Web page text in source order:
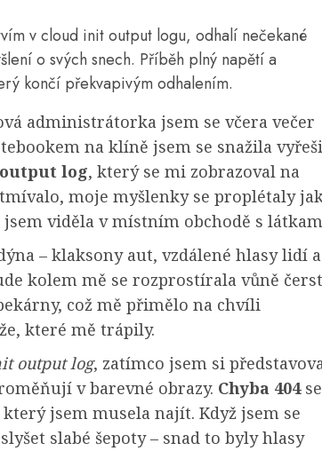
v cloud init output logu, odhalí nečekané
o svých snech. Příběh plný napětí a
končí překvapivým odhalením.
administrátorka jsem se včera večer
na klíně jsem se snažila
log, který se mi zobrazoval na
moje myšlenky se proplétaly
viděla v místním obchodě s
– klaksony aut, vzdálené hlasy lidí a
kolem mě se rozprostírala vůně
což mě přimělo na chvíli
které mě trápily.
output log, zatímco jsem si
v barevné obrazy. Chyba 404se
jsem musela najít. Když jsem se
slabé šepoty – snad to byly hlasy